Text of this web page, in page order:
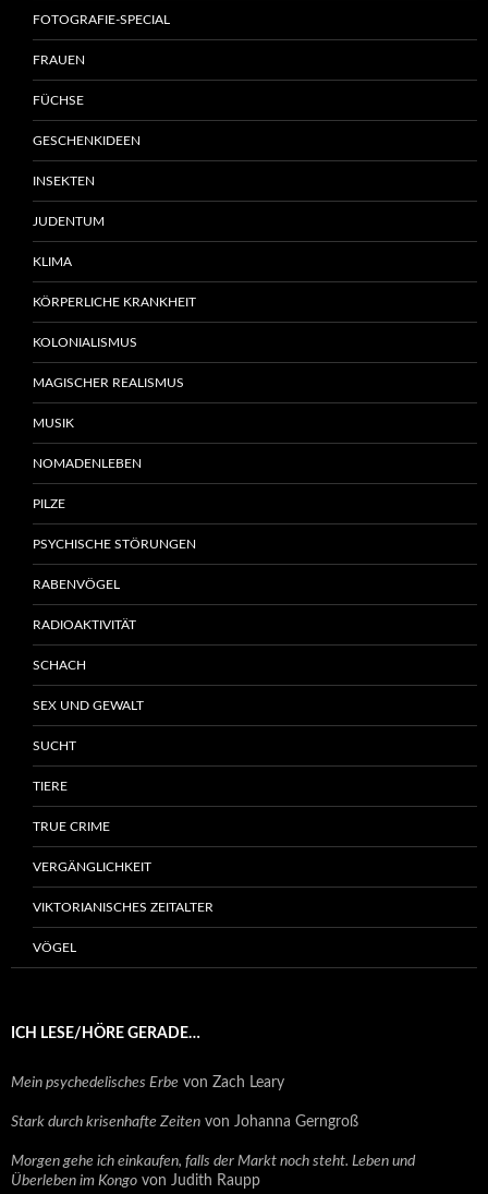
FOTOGRAFIE-SPECIAL
FRAUEN
FÜCHSE
GESCHENKIDEEN
INSEKTEN
JUDENTUM
KLIMA
KÖRPERLICHE KRANKHEIT
KOLONIALISMUS
MAGISCHER REALISMUS
MUSIK
NOMADENLEBEN
PILZE
PSYCHISCHE STÖRUNGEN
RABENVÖGEL
RADIOAKTIVITÄT
SCHACH
SEX UND GEWALT
SUCHT
TIERE
TRUE CRIME
VERGÄNGLICHKEIT
VIKTORIANISCHES ZEITALTER
VÖGEL
ICH LESE/HÖRE GERADE…
Mein psychedelisches Erbe von Zach Leary
Stark durch krisenhafte Zeiten von Johanna Gerngroß
Morgen gehe ich einkaufen, falls der Markt noch steht. Leben und
Überleben im Kongo von Judith Raupp